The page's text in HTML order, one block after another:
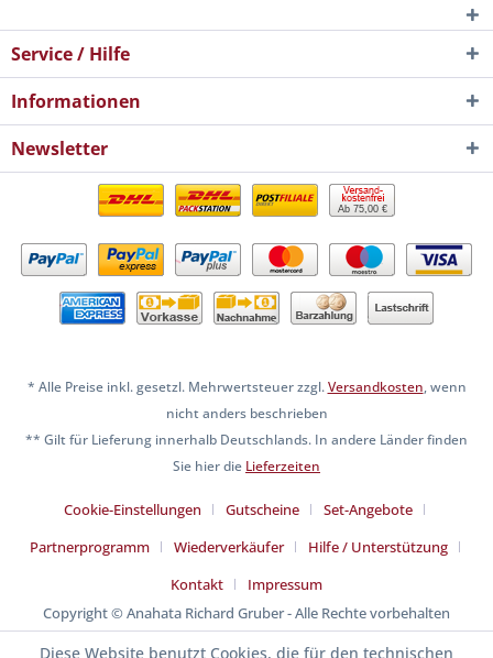
Service / Hilfe
Informationen
Newsletter
Ab 75,00 €
* Alle Preise inkl. gesetzl. Mehrwertsteuer zzgl.Versandkosten, wenn
nicht anders beschrieben
** Gilt für Lieferung innerhalb Deutschlands. In andere Länder finden
Sie hier die Lieferzeiten
Cookie-Einstellungen Gutscheine
Set-Angebote
Partnerprogramm
Wiederverkäufer
Hilfe / Unterstützung
Kontakt
Impressum
Copyright © Anahata Richard Gruber - Alle Rechte vorbehalten
Diese Website benutzt Cookies, die für den technischen